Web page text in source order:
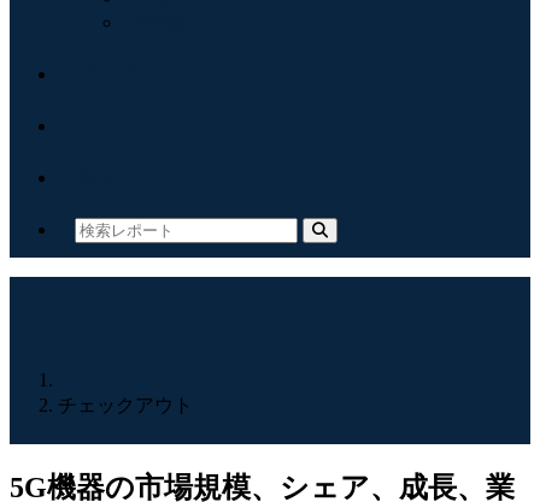
チェックアウト
5G機器の市場規模、シェア、成長、業